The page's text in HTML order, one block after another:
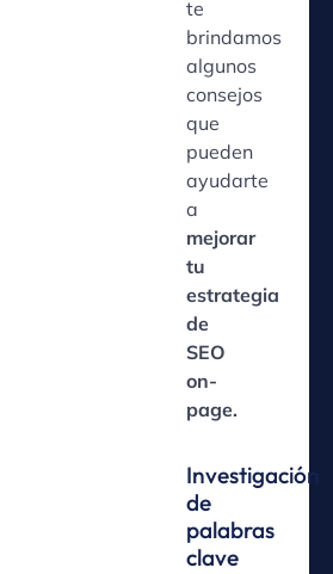
te
brindamos
algunos
consejos
que
pueden
ayudarte
a
mejorar
tu
estrategia
de
SEO
on-
page.
Investigación
de
palabras
clave